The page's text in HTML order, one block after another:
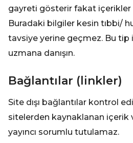
gayreti gösterir fakat içerikler
Buradaki bilgiler kesin tıbbi/
tavsiye yerine geçmez. Bu
uzmana danışın.
Bağlantılar (linkler)
Site dışı bağlantılar kontrol
sitelerden kaynaklanan içerik
yayıncı sorumlu tutulamaz.